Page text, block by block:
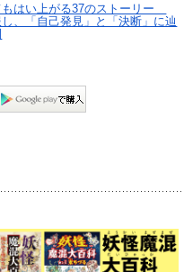
もはい上がる37のストーリー
し、「自己発見」と「決断」に辿